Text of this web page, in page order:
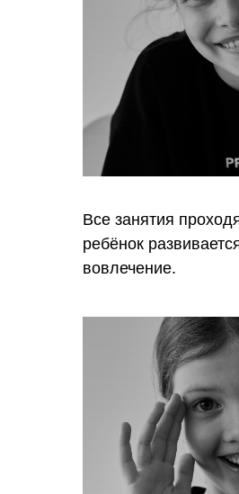
Все занятия
ребёнок
вовлечение.